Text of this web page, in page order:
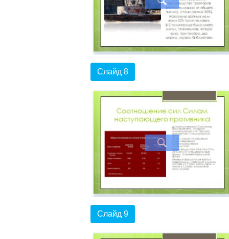
Слайд 8
Слайд 9